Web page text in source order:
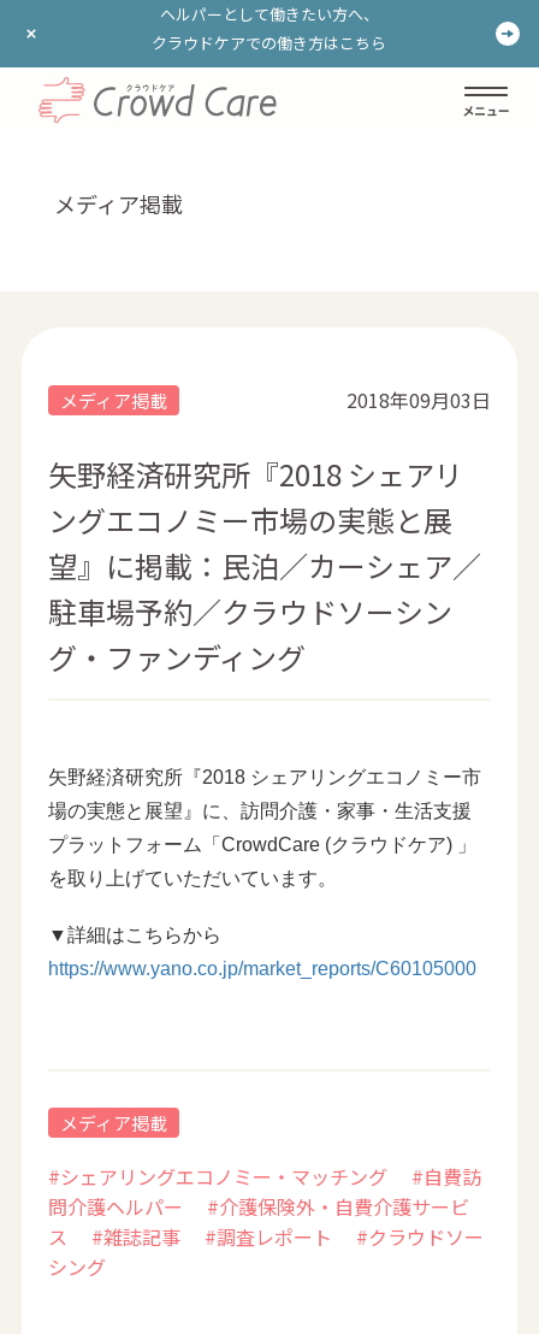
ヘルパーとして働きたい方へ、
クラウドケアでの働き方はこちら
ヘルパーとして働きたい方へ、
クラウドケアでの働き方はこちら
メディア掲載
メディア掲載 2018年09月03日
矢野経済研究所『2018 シェアリ
ングエコノミー市場の実態と展
望』に掲載：民泊／カーシェア／
駐車場予約／クラウドソーシン
グ・ファンディング
矢野経済研究所『2018 シェアリングエコノミー市
場の実態と展望』に、訪問介護・家事・生活支援
プラットフォーム「CrowdCare (クラウドケア) 」
を取り上げていただいています。
▼詳細はこちらから
https://www.yano.co.jp/market_reports/C60105000
メディア掲載
#シェアリングエコノミー・マッチング
#自費訪
問介護ヘルパー
#介護保険外・自費介護サービ
ス
#雑誌記事 #調査レポート
#クラウドソー
シング